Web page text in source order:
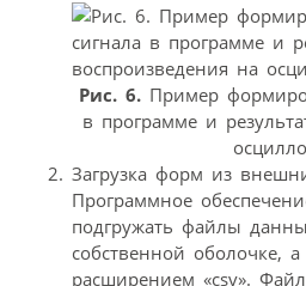
Рис. 6. Пример
в программе и
Загрузка форм из
Программное
подгружать файлы
собственной оболочке,
расширением «csv».